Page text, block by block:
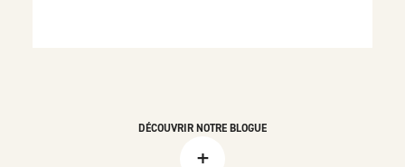
DÉCOUVRIR NOTRE BLOGUE
+